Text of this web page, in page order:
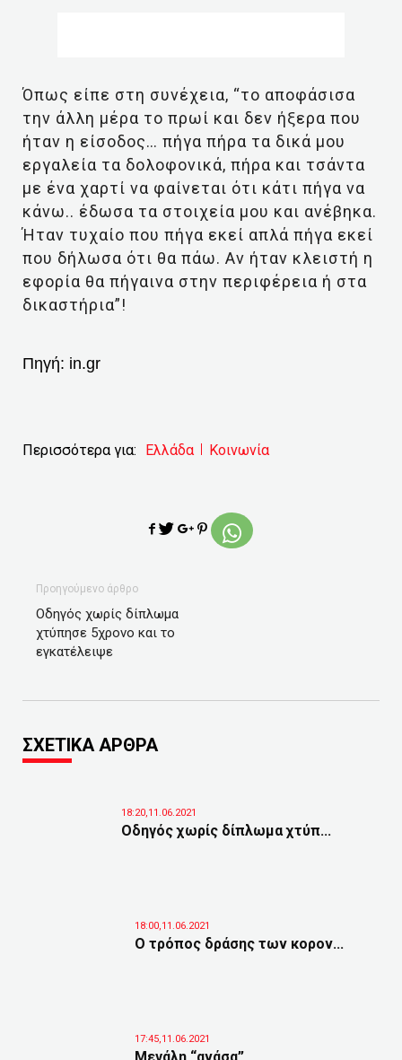
Όπως είπε στη συνέχεια, “το αποφάσισα
την άλλη μέρα το πρωί και δεν ήξερα που
ήταν η είσοδος… πήγα πήρα τα δικά μου
εργαλεία τα δολοφονικά, πήρα και τσάντα
με ένα χαρτί να φαίνεται ότι κάτι πήγα να
κάνω.. έδωσα τα στοιχεία μου και ανέβηκα.
Ήταν τυχαίο που πήγα εκεί απλά πήγα εκεί
που δήλωσα ότι θα πάω. Αν ήταν κλειστή η
εφορία θα πήγαινα στην περιφέρεια ή στα
δικαστήρια”!
Πηγή: in.gr
Περισσότερα για: Ελλάδα Κοινωνία
Προηγούμενο άρθρο
Οδηγός χωρίς δίπλωμα
χτύπησε 5χρονο και το
εγκατέλειψε
ΣΧΕΤΙΚΑ ΑΡΘΡΑ
18:20,11.06.2021
Οδηγός χωρίς δίπλωμα χτύπ...
18:00,11.06.2021
Ο τρόπος δράσης των κορον...
17:45,11.06.2021